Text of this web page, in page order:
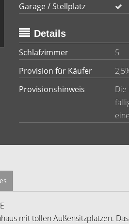
Garage / Stellplatz
Details
Schlafzimmer
5
Provision für Käufer
Provisionshinweis
Die
mit tollen Außensitzplätzen.